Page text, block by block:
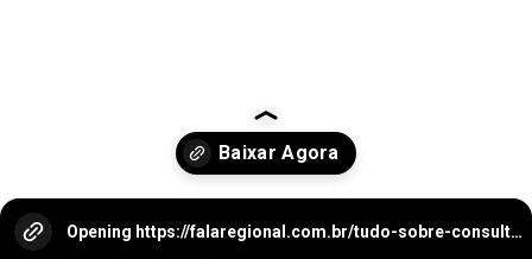
Opening https://falaregional.com.br/tudo-sobre-consulta-cadastro-e-rnpc-inativo.html